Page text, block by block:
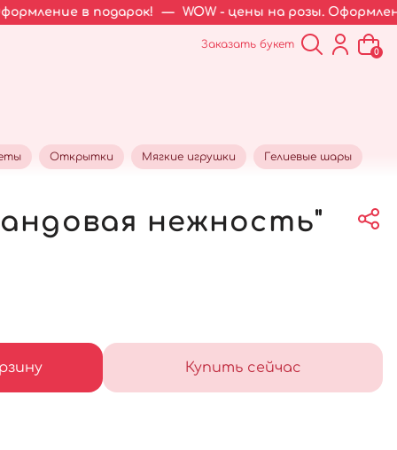
— WOW - цены на розы. Оформление в
Заказать букет
0
Открытки Мягкие игрушки Гелиевые шары
нежность"
Купить сейчас